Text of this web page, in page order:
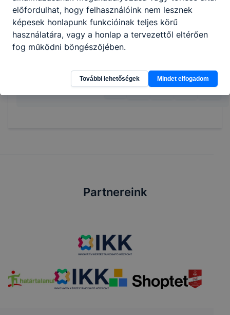
elvégzett munka minőségét, a varrat hibáit
javítja;
betartja és betartatja a munkabiztonsági
és környezetvédelmi előírásokat.
Partnereink
előfordulhat, hogy felhasználóink nem lesznek
képesek honlapunk funkcióinak teljes körű
használatára, vagy a honlap a tervezettől eltérően
fog működni böngészőjében.
További lehetőségek Mindet elfogadom